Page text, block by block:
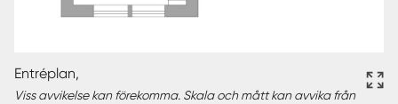
Entréplan,
Viss avvikelse kan förekomma. Skala och mått kan avvika från